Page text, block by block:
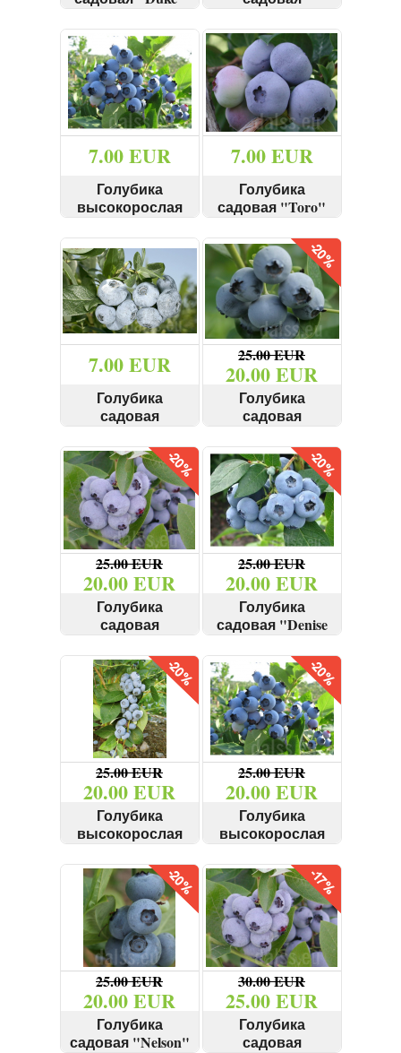
40+ cм
СМОТРЕТЬ КУПИТЬ
"Chanticleer"
40+см
СМОТРЕТЬ КУПИТЬ
7.00 EUR
Голубика
высокорослая
"Spartan" 40+ см
СМОТРЕТЬ КУПИТЬ
7.00 EUR
Голубика
садовая "Toro"
40+ cм
СМОТРЕТЬ КУПИТЬ
7.00 EUR
Голубика
садовая
"Patriots" 40+ см
СМОТРЕТЬ КУПИТЬ
25.00 EUR
20.00 EUR
Голубика
садовая
"Bluecrop" 80-150
cм
СМОТРЕТЬ КУПИТЬ
25.00 EUR
20.00 EUR
Голубика
садовая
"Bluejay" 130-160
cм
СМОТРЕТЬ КУПИТЬ
25.00 EUR
20.00 EUR
Голубика
садовая "Denise
blue" 80-100 cм
СМОТРЕТЬ КУПИТЬ
25.00 EUR
20.00 EUR
Голубика
высокорослая
"Liberty" 100-130
см
СМОТРЕТЬ КУПИТЬ
25.00 EUR
20.00 EUR
Голубика
высокорослая
"Spartan" 130-140
см
СМОТРЕТЬ КУПИТЬ
25.00 EUR
20.00 EUR
Голубика
садовая "Nelson"
30.00 EUR
25.00 EUR
Голубика
садовая